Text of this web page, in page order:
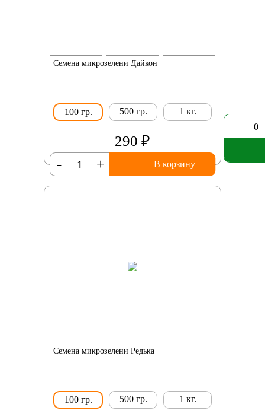
0
Семена микрозелени Дайкон
100 гр. 500 гр. 1 кг.
290 ₽
+
- В корзину
Семена микрозелени Редька
100 гр. 500 гр. 1 кг.